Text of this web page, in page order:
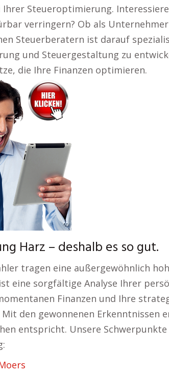
Steueroptimierung.
verringern? Ob als
Steuerberatern ist darauf
und Steuergestaltung zu
die Ihre Finanzen optimieren.
Harz – deshalb es so gut.
tragen eine außergewöhnlich
eine sorgfältige Analyse Ihrer
Finanzen und Ihre
den gewonnenen Erkenntnissen
entspricht. Unsere